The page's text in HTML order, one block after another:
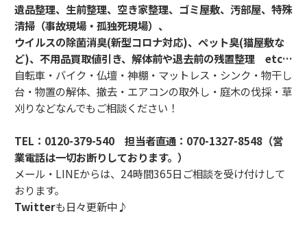
遺品整理、生前整理、空き家整理、ゴミ屋敷、汚部屋、特殊
清掃（事故現場・孤独死現場）、
ウイルスの除菌消臭(新型コロナ対応)、ペット臭(猫屋敷な
ど)、不用品買取値引き、解体前や退去前の残置整理 etc…
自転車・バイク・仏壇・神棚・マットレス・シンク・物干し
台・物置の解体、撤去・エアコンの取外し・庭木の伐採・草
刈りなどなんでもご相談ください！
TEL： 0120-379-540 担当者直通： 070-1327-8548（営
業電話は一切お断りしております。）
メール・LINEからは、24時間365日ご相談を受け付けして
おります。
Twitterも日々更新中♪